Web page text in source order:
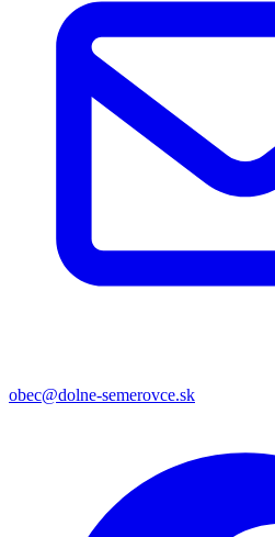
obec@dolne-semerovce.sk